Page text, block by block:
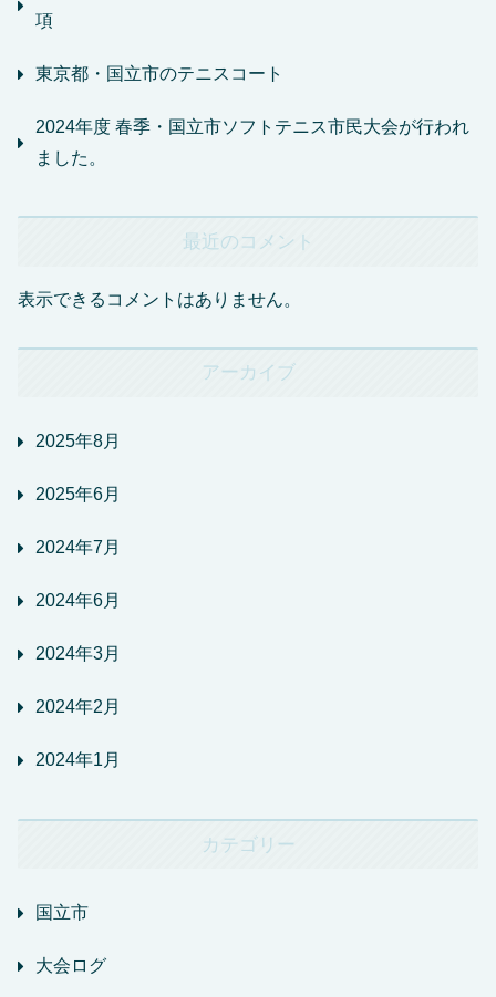
項
東京都・国立市のテニスコート
2024年度 春季・国立市ソフトテニス市民大会が行われ
ました。
最近のコメント
表示できるコメントはありません。
アーカイブ
2025年8月
2025年6月
2024年7月
2024年6月
2024年3月
2024年2月
2024年1月
カテゴリー
国立市
大会ログ